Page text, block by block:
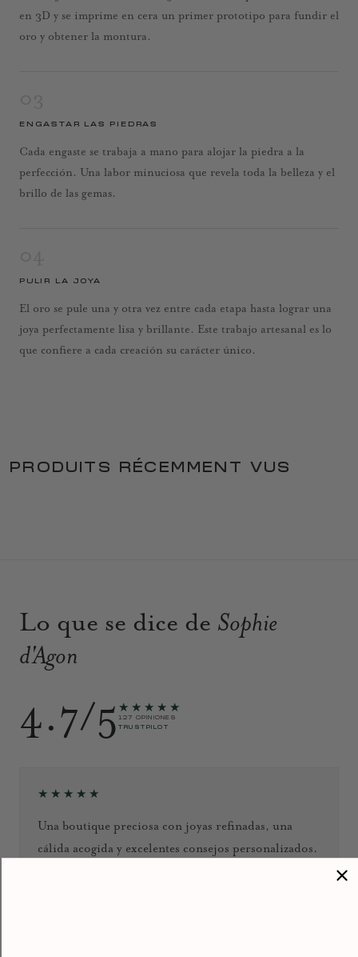
en 3D y se imprime en cera un primer prototipo para fundir el
oro y obtener la montura.
ENGASTAR LAS PIEDRAS
Cada engaste se trabaja a mano para alojar la piedra a la
perfección. Una labor minuciosa que revela toda la belleza y el
brillo de las gemas.
PULIR LA JOYA
El oro se pule una y otra vez entre cada etapa hasta lograr una
joya perfectamente lisa y brillante. Este trabajo artesanal es lo
que confiere a cada creación su carácter único.
PRODUITS RÉCEMMENT VUS
Lo que se dice de Sophie
d'Agon
4.7/5 ★★★★★
127 OPINIONES
TRUSTPILOT
★★★★★
Una boutique preciosa con joyas refinadas, una
cálida acogida y excelentes consejos personalizados.